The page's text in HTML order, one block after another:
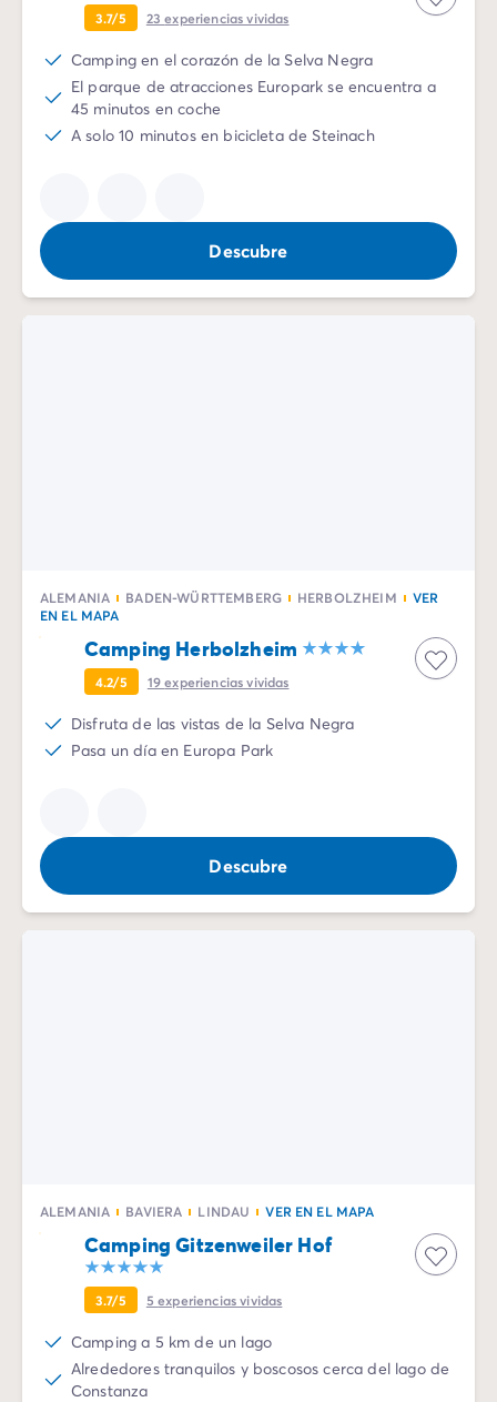
3.7/5 23experiencias vividas
Camping en el corazón de la Selva Negra
El parque de atracciones Europark se encuentra a
45 minutos en coche
A solo 10 minutos en bicicleta de Steinach
Descubre
ALEMANIA BADEN-WÜRTTEMBERG HERBOLZHEIM
VER
EN EL MAPA
Camping Herbolzheim
4.2/5 19experiencias vividas
Disfruta de las vistas de la Selva Negra
Pasa un día en Europa Park
Descubre
ALEMANIA BAVIERA LINDAU VER EN EL MAPA
Camping Gitzenweiler Hof
3.7/5 5experiencias vividas
Camping a 5 km de un lago
Alrededores tranquilos y boscosos cerca del lago de
Constanza